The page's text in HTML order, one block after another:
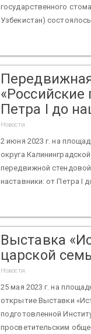
государственного
Узбекистан)
«Российские
Петра I до
Новости
2 июня 2023 г. на
округа
передвижной
наставники: от Петра I
Выставка
царской
Новости
25 мая 2023 г. на
открытие Выставки
подготовленной
просветительским